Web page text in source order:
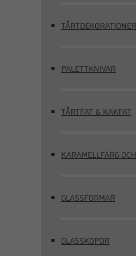
TÅRTDEKORATIONER
PALETTKNIVAR
TÅRTFAT & KAKFAT
KARAMELLFÄRG
GLASSFORMAR
GLASSKOPOR